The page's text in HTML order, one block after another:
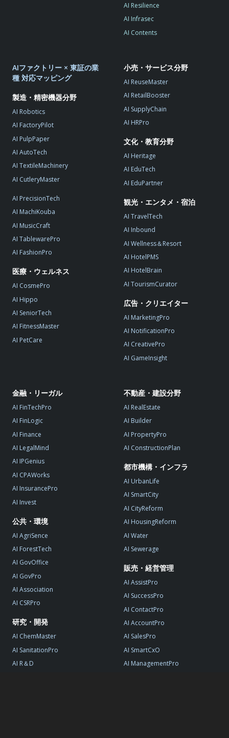
AI Resilience
AI Infrasec
AI Contents
AIファクトリー × 東証の業
種 対応マッピング
製造・精密機器分野
AI Robotics
AI FactoryPilot
AI PulpPaper
AI AutoTech
AI TextileMachinery
AI CutleryMaster
AI PrecisionTech
AI MachiKouba
AI MusicCraft
AI TablewarePro
AI FashionPro
医療・ウェルネス
AI CosmePro
AI Hippo
AI SeniorTech
AI FitnessMaster
AI PetCare
小売・サービス分野
AI ReuseMaster
AI RetailBooster
AI SupplyChain
AI HRPro
文化・教育分野
AI Heritage
AI EduTech
AI EduPartner
観光・エンタメ・宿泊
AI TravelTech
AI Inbound
AI Wellness＆Resort
AI HotelPMS
AI HotelBrain
AI TourismCurator
広告・クリエイター
AI MarketingPro
AI NotificationPro
AI CreativePro
AI GameInsight
金融・リーガル
AI FinTechPro
AI FinLogic
AI Finance
AI LegalMind
AI IPGenius
AI CPAWorks
AI InsurancePro
AI Invest
公共・環境
AI AgriSence
AI ForestTech
AI GovOffice
AI GovPro
AI Association
AI CSRPro
研究・開発
AI ChemMaster
AI SanitationPro
AI R＆D
不動産・建設分野
AI RealEstate
AI Builder
AI PropertyPro
AI ConstructionPlan
都市機構・インフラ
AI UrbanLife
AI SmartCity
AI CityReform
AI HousingReform
AI Water
AI Sewerage
販売・経営管理
AI AssistPro
AI SuccessPro
AI ContactPro
AI AccountPro
AI SalesPro
AI SmartCxO
AI ManagementPro